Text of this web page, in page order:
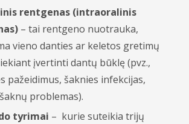
(LOR)
traumatologija
diagnostika
rentgenas (intraoralinis
– tai rentgeno nuotrauka,
vieno danties ar keletos gretimų
įvertinti dantų būklę (pvz.,
pažeidimus, šaknies infekcijas,
problemas).
o tyrimai – kurie suteikia trijų